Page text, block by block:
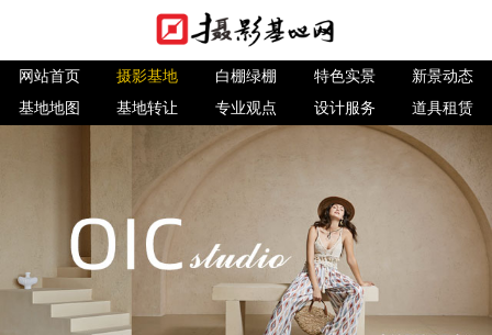
网站首页 摄影基地 白棚绿棚 特色实景
新景动态
基地地图
基地转让 专业观点 设计服务 道具租赁